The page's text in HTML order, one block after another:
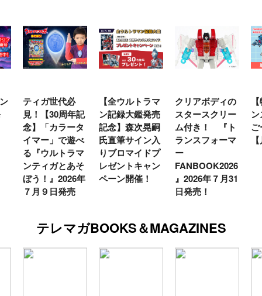
ティガ世代必
見！【30周年記
念】「カラータ
イマー」で遊べ
る『ウルトラマ
ンティガとあそ
ぼう！』2026年
７月９日発売
【全ウルトラマ
ン記録大鑑発売
記念】森次晃嗣
氏直筆サイン入
りブロマイドプ
レゼントキャン
ペーン開催！
クリアボディの
スタースクリー
ム付き！ 『ト
ランスフォーマ
ー
FANBOOK2026
』2026年７月31
日発売！
テレマガBOOKS＆MAGAZINES